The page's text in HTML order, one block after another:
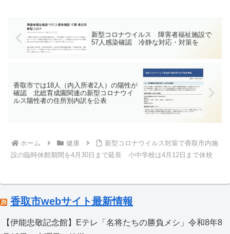
っています。「期日前投票に行ってき
て、かとう裕太に入れてきたよ。」と仰
た。私も今日、妻と子どもたちと一緒
に、期日前投票に行って、かとう裕太に1
票を投じてきました。通常は投票した後
には申し出ると投票済証がもらえます
が、子どもと一緒に選挙の投票に行く
と、親子連れ投票記念証がもらえます。
投票後、立ち会いをされている方に伝え
ると、いただくことができます。みなさ
んも是非、期日前投票に足をお運びいた
願いいたします。明日も頑張って参りま
す！
移動課題について、まちづくり支援員の
小林さんのお話を伺いました。
新型コロナウイルス 障害者福祉施設で
57人感染確認 冷静な対応・対策を
香取市では18人（内入所者2人）の陽性が
確認 北総育成園関連の新型コロナウイ
ルス陽性者の住所別内訳を公表
ホーム 健康
新型コロナウイルス対策で香取市内施
設の臨時休館期間を4月30日まで延長 小中学校は4月12日まで休校
香取市webサイト最新情報
【伊能忠敬記念館】Eテレ「名将たちの勝負メシ」令和8年8